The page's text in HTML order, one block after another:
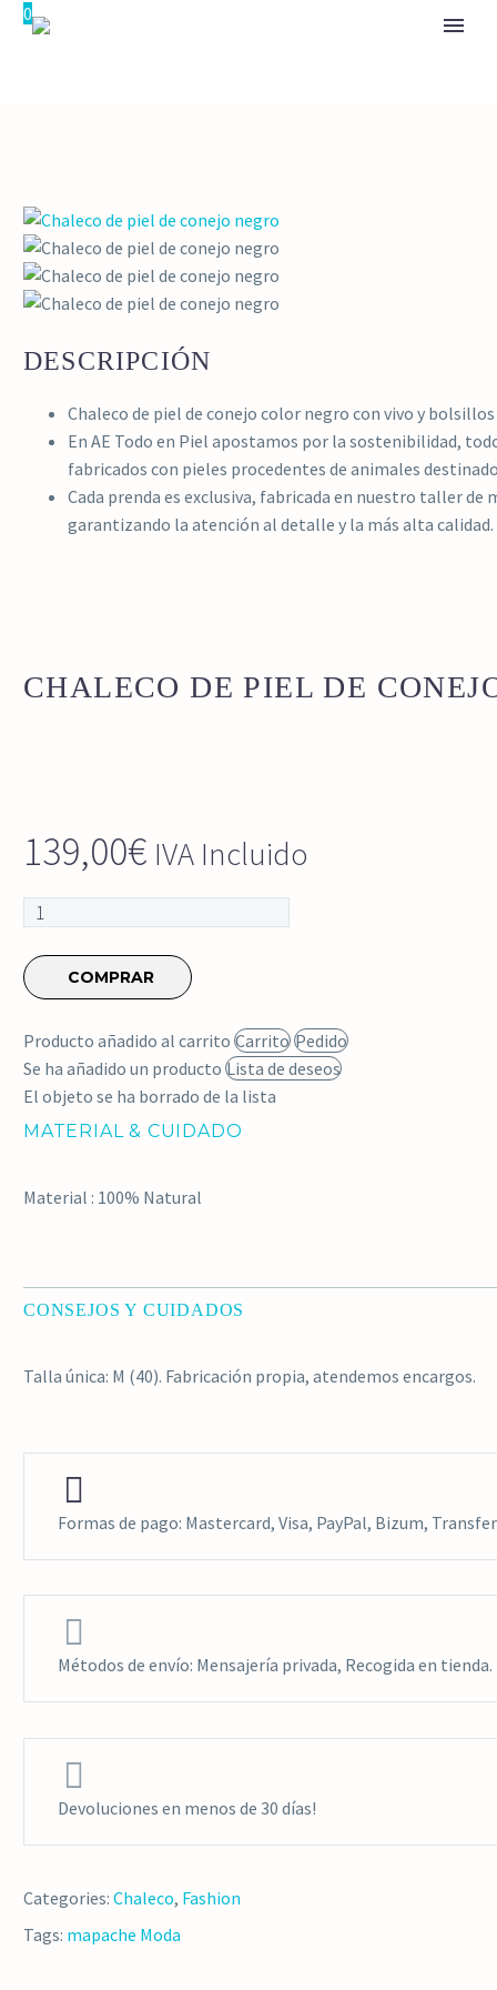
0
DESCRIPCIÓN
Chaleco de piel de conejo color negro con vivo y
En AE Todo en Piel apostamos por la sostenibilidad,
fabricados con pieles procedentes de animales
Cada prenda es exclusiva, fabricada en nuestro taller de
garantizando la atención al detalle y la más alta calidad.
CHALECO DE PIEL DE
139,00€ IVA Incluido
Chaleco
piel
de
negro
cantidad
COMPRAR
Producto añadido al carrito Carrito Pedido
Se ha añadido un producto Lista de deseos
El objeto se ha borrado de la lista
MATERIAL & CUIDADO
Material : 100% Natural
CONSEJOS Y CUIDADOS
Talla única: M (40). Fabricación propia, atendemos encargos.


Formas de pago: Mastercard, Visa, PayPal, Bizum,


Métodos de envío: Mensajería privada, Recogida en tienda.


Devoluciones en menos de 30 días!
Categories: Chaleco, Fashion
Tags: mapache Moda